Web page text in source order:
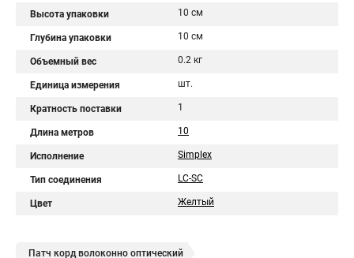
Высота упаковки 10 см
Глубина упаковки 10 см
Объемный вес 0.2 кг
Единица измерения шт.
Кратность поставки 1
Длина метров 10
Исполнение Simplex
Тип соединения LC-SC
Цвет Желтый
Патч корд волоконно оптический